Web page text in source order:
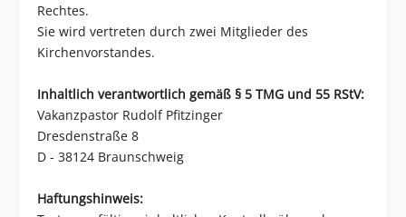
Rechtes.
Sie wird vertreten durch zwei Mitglieder des
Kirchenvorstandes.
Inhaltlich verantwortlich gemäß § 5 TMG und 55 RStV:
Vakanzpastor Rudolf Pfitzinger
Dresdenstraße 8
D - 38124 Braunschweig
Haftungshinweis: